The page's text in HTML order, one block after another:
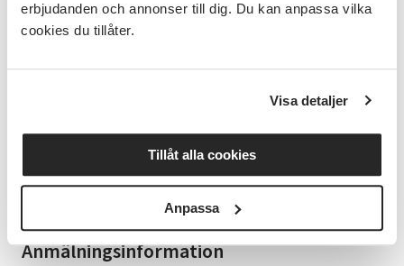
erbjudanden och annonser till dig. Du kan anpassa vilka
cookies du tillåter.
Visa detaljer
Tillåt alla cookies
Anpassa
Du behöver inga förkunskaper för att gå den här
kursen. Grundläggande dator- eller
på internet och skicka e-post). Kursen riktar sig till
seniorer och äldre vuxna som är nyfikna på AI men
känner sig osäkra inför tekniken. Perfekt för den
som vill lära sig utan att behöva kunna programmera
eller ha teknisk bakgrund. Ta med: · Dator, surfplatta
eller smartphone (om möjligt) · Glasögon (om du
behöver för att läsa på skärm) · Nyfiken attityd och
viljan att prova nya saker!
Anmälningsinformation